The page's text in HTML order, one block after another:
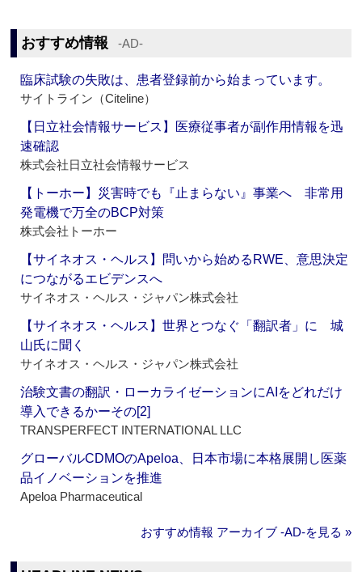
おすすめ情報 ‐AD‐
臨床試験の失敗は、患者登録前から始まっています。
サイトライン（Citeline）
【日立社会情報サービス】医療従事者が副作用情報を迅
速確認
株式会社日立社会情報サービス
【トーホー】災害時でも『止まらない』事業へ 非常用
発電機で万全のBCP対策
株式会社トーホー
【サイネオス・ヘルス】問いから始めるRWE、意思決定
につながるエビデンスへ
サイネオス・ヘルス・ジャパン株式会社
【サイネオス・ヘルス】世界とつなぐ「翻訳者」に 城
山氏に聞く
サイネオス・ヘルス・ジャパン株式会社
治験文書の翻訳・ローカライゼーションにAIをどれだけ
導入できるかーその[2]
TRANSPERFECT INTERNATIONAL LLC
グローバルCDMOのApeloa、日本市場に本格展開し医薬
品イノベーションを推進
Apeloa Pharmaceutical
おすすめ情報 アーカイブ ‐AD‐を見る »